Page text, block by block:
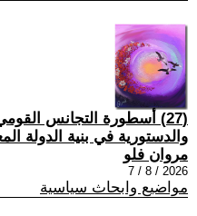
(27) أسطورة التجانس
والدستورية في بنية الدولة
مروان فلو
2026 / 8 / 7
مواضيع وابحاث سياسية